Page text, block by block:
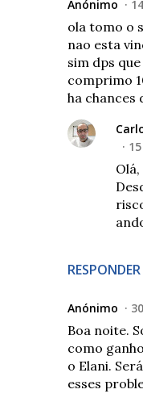
Anónimo
ola tomo o
nao esta
sim dps
comprimo
ha chances
RESPONDER
Anónimo
Boa noite.
como
o Elani.
esses